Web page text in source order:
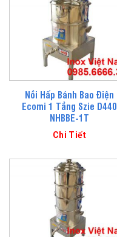
Nồi Hấp Bánh Bao Điện
Ecomi 1 Tầng Szie D440
NHBBE-1T
Chi Tiết